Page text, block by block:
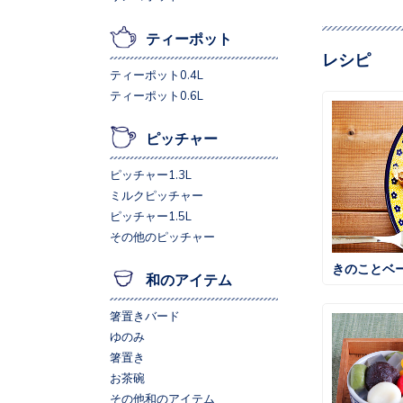
レシピ
きのことベ
ティーポット
ティーポット0.4L
ティーポット0.6L
ピッチャー
ピッチャー1.3L
ミルクピッチャー
ピッチャー1.5L
その他のピッチャー
和のアイテム
箸置きバード
ゆのみ
箸置き
お茶碗
その他和のアイテム